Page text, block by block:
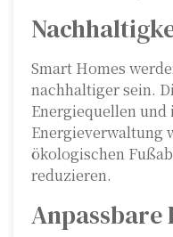
Smart Homes
nachhaltiger sein.
Energiequellen
Energieverwaltung
ökologischen
reduzieren.
Anpassbare